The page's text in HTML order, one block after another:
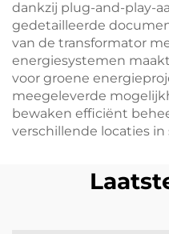
dankzij plug-and-play-
gedetailleerde
van de transformator
energiesystemen
voor groene
meegeleverde
bewaken efficiënt
verschillende locaties in